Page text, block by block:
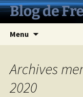
AllerBlog de
Menu
Archives
2020